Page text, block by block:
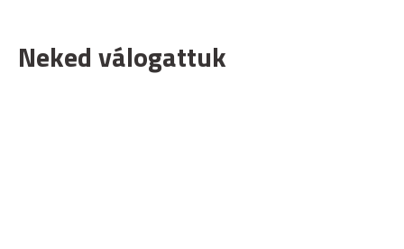
Neked válogattuk